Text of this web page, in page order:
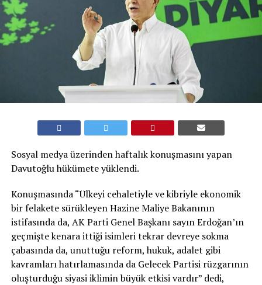
Sosyal medya üzerinden haftalık konuşmasını yapan
Davutoğlu hükümete yüklendi.
Konuşmasında “Ülkeyi cehaletiyle ve kibriyle ekonomik
bir felakete sürükleyen Hazine Maliye Bakanının
istifasında da, AK Parti Genel Başkanı sayın Erdoğan’ın
geçmişte kenara ittiği isimleri tekrar devreye sokma
çabasında da, unuttuğu reform, hukuk, adalet gibi
kavramları hatırlamasında da Gelecek Partisi rüzgarının
oluşturduğu siyasi iklimin büyük etkisi vardır” dedi,